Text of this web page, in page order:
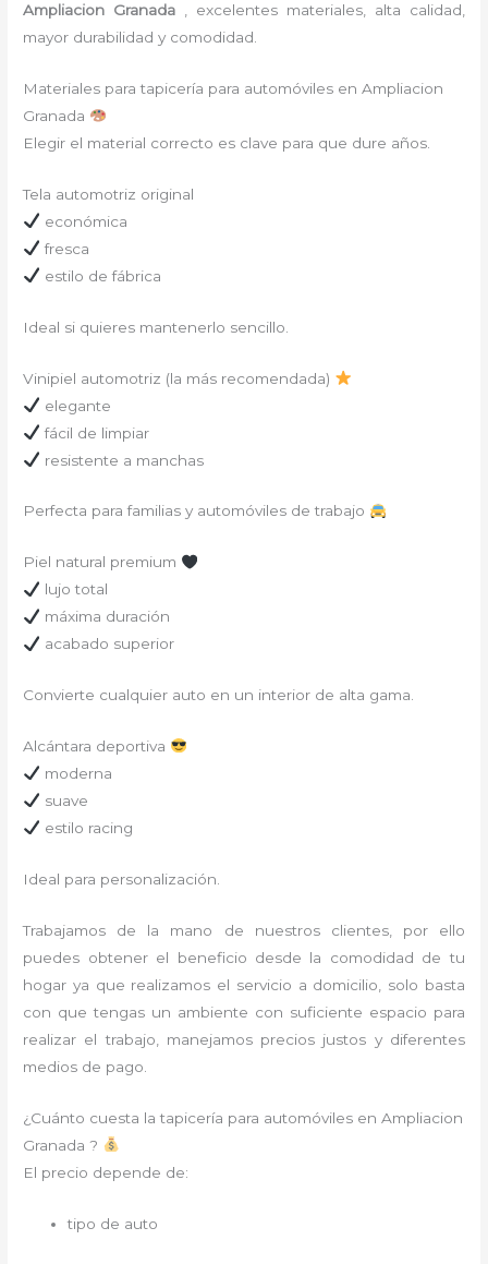
Ampliacion Granada
excelentes materiales, alta calidad,
mayor durabilidad y comodidad.
Materiales para tapicería para automóviles en Ampliacion
Granada
Elegir el material correcto es clave para que dure años.
Tela automotriz original
económica
fresca
estilo de fábrica
Ideal si quieres mantenerlo sencillo.
Vinipiel automotriz (la más recomendada)
elegante
fácil de limpiar
resistente a manchas
Perfecta para familias y automóviles de trabajo
Piel natural premium
lujo total
máxima duración
acabado superior
Convierte cualquier auto en un interior de alta gama.
Alcántara deportiva
moderna
suave
estilo racing
Ideal para personalización.
Trabajamos de la mano de nuestros clientes, por ello
puedes obtener el beneficio desde la comodidad de tu
hogar ya que realizamos el servicio a domicilio, solo basta
con que tengas un ambiente con suficiente espacio para
realizar el trabajo, manejamos precios justos y diferentes
medios de pago.
¿Cuánto cuesta la tapicería para automóviles en Ampliacion
Granada ?
El precio depende de:
tipo de auto